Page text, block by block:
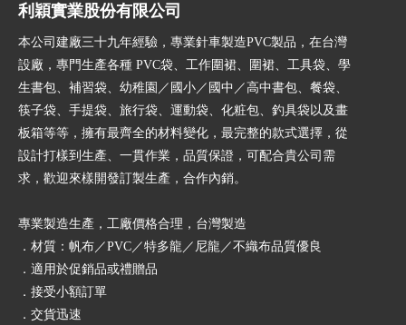
利穎實業股份有限公司
本公司建廠三十九年經驗，專業針車製造PVC製品，在台灣
設廠，專門生產各種 PVC袋、工作圍裙、圍裙、工具袋、學
生書包、補習袋、幼稚園／國小／國中／高中書包、餐袋、
筷子袋、手提袋、旅行袋、運動袋、化粧包、釣具袋以及畫
板箱等等，擁有最齊全的材料變化，最完整的款式選擇，從
設計打樣到生產、一貫作業，品質保證，可配合貴公司需
求，歡迎來樣開發訂製生產，合作內銷。
專業製造生產，工廠價格合理，台灣製造
．材質：帆布／PVC／特多龍／尼龍／不織布品質優良
．適用於促銷品或禮贈品
．接受小額訂單
．交貨迅速